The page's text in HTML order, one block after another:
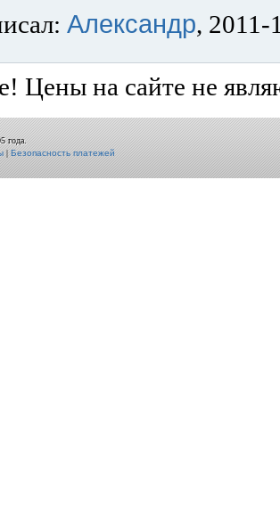
Александр, 2011-
Цены на сайте не
года.
|Безопасность платежей